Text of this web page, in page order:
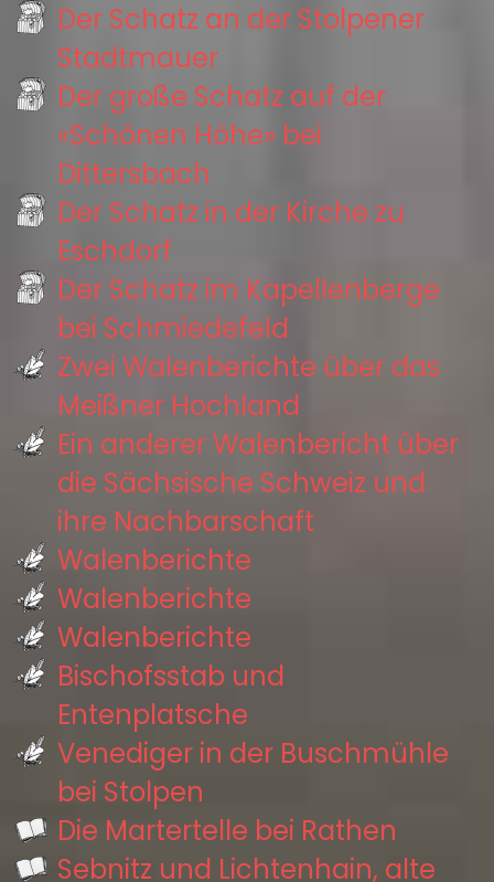
Der Schatz an der Stolpener
Stadtmauer
Der große Schatz auf der
«Schönen Höhe» bei
Dittersbach
Der Schatz in der Kirche zu
Eschdorf
Der Schatz im Kapellenberge
bei Schmiedefeld
Zwei Walenberichte über das
Meißner Hochland
Ein anderer Walenbericht über
die Sächsische Schweiz und
ihre Nachbarschaft
Walenberichte
Walenberichte
Walenberichte
Bischofsstab und
Entenplatsche
Venediger in der Buschmühle
bei Stolpen
Die Martertelle bei Rathen
Sebnitz und Lichtenhain, alte